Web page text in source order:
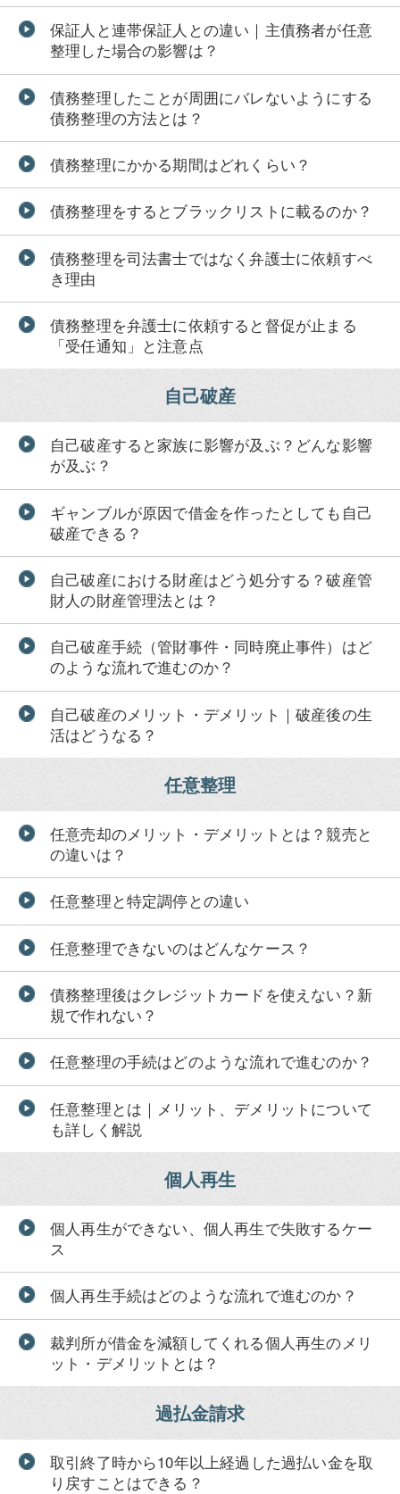
保証人と連帯保証人との違い｜主債務者が任意
整理した場合の影響は？
債務整理したことが周囲にバレないようにする
債務整理の方法とは？
債務整理にかかる期間はどれくらい？
債務整理をするとブラックリストに載るのか？
債務整理を司法書士ではなく弁護士に依頼すべ
き理由
債務整理を弁護士に依頼すると督促が止まる
「受任通知」と注意点
自己破産
自己破産すると家族に影響が及ぶ？どんな影響
が及ぶ？
ギャンブルが原因で借金を作ったとしても自己
破産できる？
自己破産における財産はどう処分する？破産管
財人の財産管理法とは？
自己破産手続（管財事件・同時廃止事件）はど
のような流れで進むのか？
自己破産のメリット・デメリット｜破産後の生
活はどうなる？
任意整理
任意売却のメリット・デメリットとは？競売と
の違いは？
任意整理と特定調停との違い
任意整理できないのはどんなケース？
債務整理後はクレジットカードを使えない？新
規で作れない？
任意整理の手続はどのような流れで進むのか？
任意整理とは｜メリット、デメリットについて
も詳しく解説
個人再生
個人再生ができない、個人再生で失敗するケー
ス
個人再生手続はどのような流れで進むのか？
裁判所が借金を減額してくれる個人再生のメリ
ット・デメリットとは？
過払金請求
取引終了時から10年以上経過した過払い金を取
り戻すことはできる？